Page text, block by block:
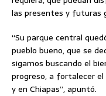
las presentes y futuras
“Su parque central
pueblo bueno, que se
sigamos buscando el
progreso, a fortalecer el
y en Chiapas”, apuntó.